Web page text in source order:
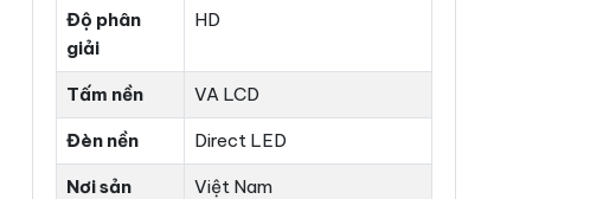
Độ phân
giải
HD
Tấm nền VA LCD
Đèn nền Direct LED
Nơi sản
Việt Nam